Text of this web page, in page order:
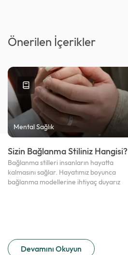
Önerilen İçerikler
Mental Sağlık
Sizin Bağlanma Stiliniz Hangisi?
Devamını Okuyun
Bağlanma stilleri insanların hayatta
kalmasını sağlar. Hayatımız boyunca
bağlanma modellerine ihtiyaç duyarız